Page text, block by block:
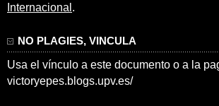
Internacional .
NO PLAGIES, VINCULA
Usa el vínculo a este documento o a la
victoryepes.blogs.upv.es/